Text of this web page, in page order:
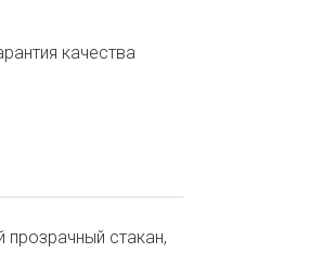
качества
стакан,